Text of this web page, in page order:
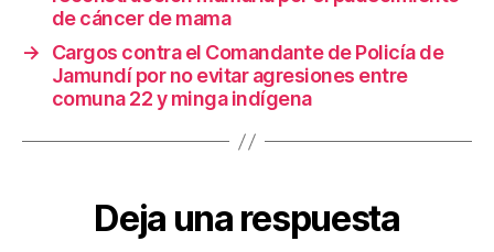
k
de cáncer de mama
→
Cargos contra el Comandante de Policía de
Jamundí por no evitar agresiones entre
comuna 22 y minga indígena
Deja una respuesta